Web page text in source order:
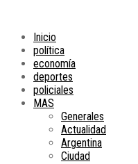
Inicio
política
economía
deportes
policiales
MAS
Generales
Actualidad
Argentina
Ciudad